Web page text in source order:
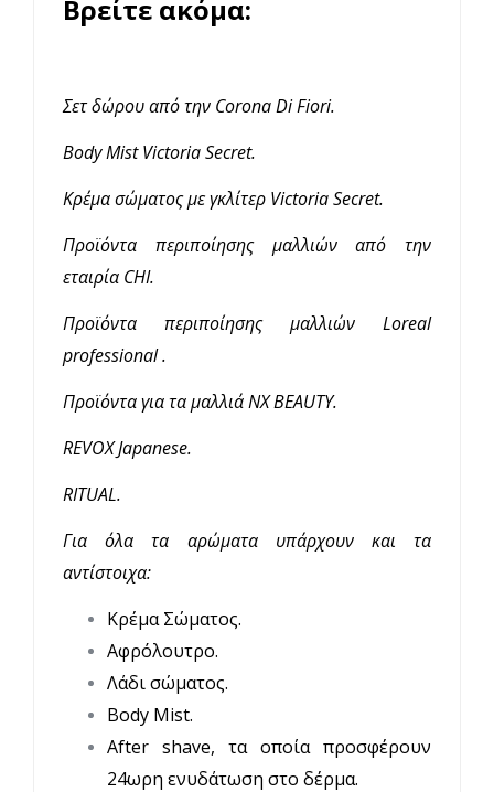
Βρείτε ακόμα:
Σετ δώρου από την Corona Di Fiori.
Body Mist Victoria Secret.
Κρέμα σώματος με γκλίτερ Victoria Secret.
Προϊόντα περιποίησης μαλλιών από την
εταιρία CHI.
Προϊόντα περιποίησης μαλλιών Loreal
professional .
Προϊόντα για τα μαλλιά NX BEAUTY.
REVOX Japanese.
RITUAL.
Για όλα τα αρώματα υπάρχουν και τα
αντίστοιχα:
Κρέμα Σώματος.
Αφρόλουτρο.
Λάδι σώματος.
Body Mist.
After shave, τα οποία προσφέρουν
24ωρη ενυδάτωση στο δέρμα.